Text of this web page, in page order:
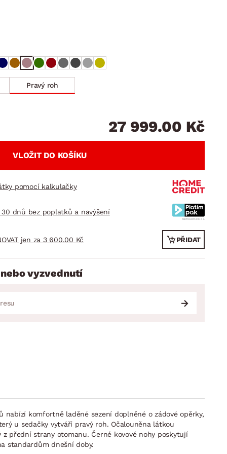
doplňky
Pravý roh
27 999.00 Kč
VLOŽIT DO KOŠÍKU
pomocí kalkulačky
dnů bez poplatků a navýšení
jen za 3 600.00 Kč PŘIDAT
vyzvednutí
komfortně laděné sezení doplněné o zádové opěrky,
u sedačky vytváří pravý roh. Očalouněna látkou
přední strany otomanu. Černé kovové nohy poskytují
standardům dnešní doby.